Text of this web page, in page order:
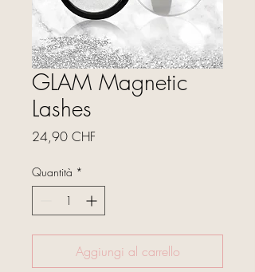
GLAM Magnetic
Lashes
24,90 CHFPrezzo
Quantità *
Aggiungi al carrello